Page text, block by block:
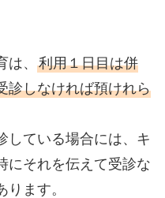
、
利用１日目は併
診しなければ預けれら
している場合には、キ
にそれを伝えて受診な
ます。